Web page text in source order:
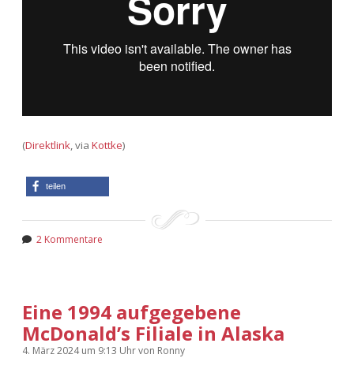
Adventskalender 2016
Adventskalender 2017
Adventskalender 2024
(Direktlink, via Kottke)
teilen
2 Kommentare
Eine 1994 aufgegebene
McDonald’s Filiale in Alaska
4. März 2024um 9:13 Uhrvon Ronny